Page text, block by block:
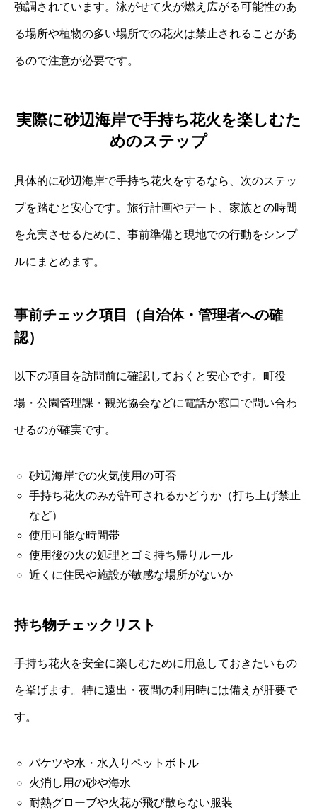
強調されています。泳がせて火が燃え広がる可能性のあ
る場所や植物の多い場所での花火は禁止されることがあ
るので注意が必要です。
実際に砂辺海岸で手持ち花火を楽しむた
めのステップ
具体的に砂辺海岸で手持ち花火をするなら、次のステッ
プを踏むと安心です。旅行計画やデート、家族との時間
を充実させるために、事前準備と現地での行動をシンプ
ルにまとめます。
事前チェック項目（自治体・管理者への確
認）
以下の項目を訪問前に確認しておくと安心です。町役
場・公園管理課・観光協会などに電話か窓口で問い合わ
せるのが確実です。
砂辺海岸での火気使用の可否
手持ち花火のみが許可されるかどうか（打ち上げ禁止
など）
使用可能な時間帯
使用後の火の処理とゴミ持ち帰りルール
近くに住民や施設が敏感な場所がないか
持ち物チェックリスト
手持ち花火を安全に楽しむために用意しておきたいもの
を挙げます。特に遠出・夜間の利用時には備えが肝要で
す。
バケツや水・水入りペットボトル
火消し用の砂や海水
耐熱グローブや火花が飛び散らない服装